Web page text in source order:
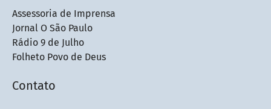
Assessoria de Imprensa
Jornal O São Paulo
Rádio 9 de Julho
Folheto Povo de Deus
Contato